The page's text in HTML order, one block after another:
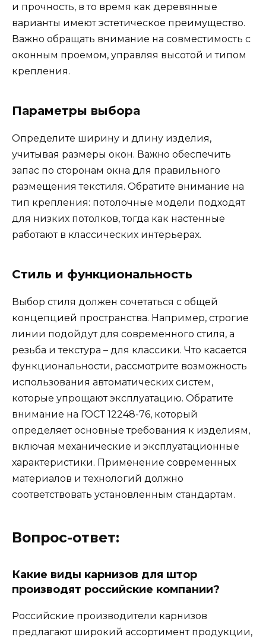
и прочность, в то время как деревянные
варианты имеют эстетическое преимущество.
Важно обращать внимание на совместимость с
оконным проемом, управляя высотой и типом
крепления.
Параметры выбора
Определите ширину и длину изделия,
учитывая размеры окон. Важно обеспечить
запас по сторонам окна для правильного
размещения текстиля. Обратите внимание на
тип крепления: потолочные модели подходят
для низких потолков, тогда как настенные
работают в классических интерьерах.
Стиль и функциональность
Выбор стиля должен сочетаться с общей
концепцией пространства. Например, строгие
линии подойдут для современного стиля, а
резьба и текстура – для классики. Что касается
функциональности, рассмотрите возможность
использования автоматических систем,
которые упрощают эксплуатацию. Обратите
внимание на ГОСТ 12248-76, который
определяет основные требования к изделиям,
включая механические и эксплуатационные
характеристики. Применение современных
материалов и технологий должно
соответствовать установленным стандартам.
Вопрос-ответ:
Какие виды карнизов для штор
производят российские компании?
Российские производители карнизов
предлагают широкий ассортимент продукции,